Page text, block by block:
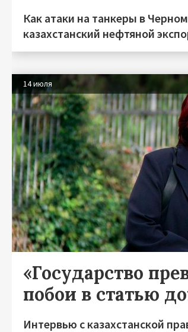
Как атаки на танкеры в
казахстанский нефтяной
14 июля
«Государство
побои в статью
Интервью с казахстанской